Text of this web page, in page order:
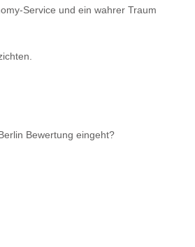
Service und ein wahrer Traum
Bewertung eingeht?